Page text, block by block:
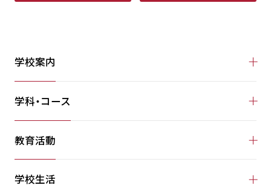
学校案内
学科・コース
教育活動
学校生活